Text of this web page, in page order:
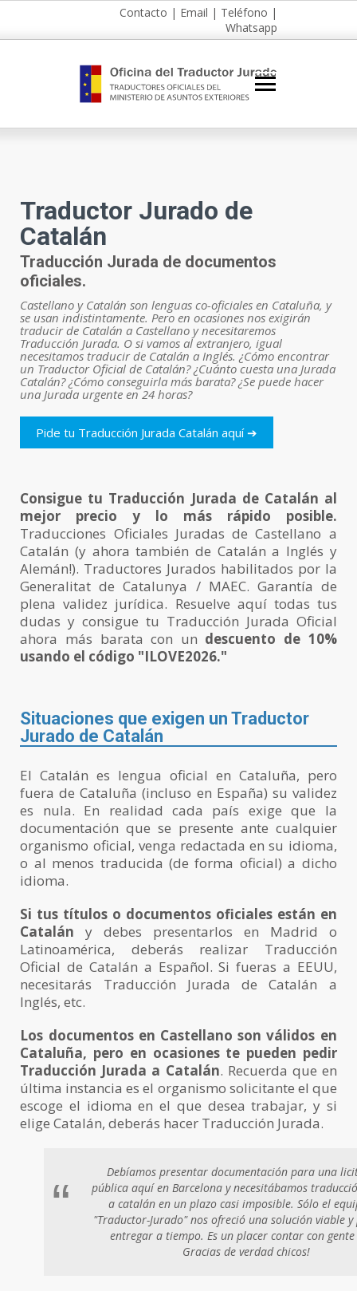
Contacto | Email | Teléfono |
Whatsapp
Traductor Jurado de
Catalán
Traducción Jurada de documentos
oficiales.
Castellano y Catalán son lenguas co-oficiales en Cataluña, y
se usan indistintamente. Pero en ocasiones nos exigirán
traducir de Catalán a Castellano y necesitaremos
Traducción Jurada. O si vamos al extranjero, igual
necesitamos traducir de Catalán a Inglés. ¿Cómo encontrar
un Traductor Oficial de Catalán? ¿Cuánto cuesta una Jurada
Catalán? ¿Cómo conseguirla más barata? ¿Se puede hacer
una Jurada urgente en 24 horas?
Pide tu Traducción Jurada Catalán aquí ➔
Consigue tu Traducción Jurada de Catalán al
mejor precio y lo más rápido posible.
Traducciones Oficiales Juradas de Castellano a
Catalán (y ahora también de Catalán a Inglés y
Alemán!). Traductores Jurados habilitados por la
Generalitat de Catalunya / MAEC. Garantía de
plena validez jurídica. Resuelve aquí todas tus
dudas y consigue tu Traducción Jurada Oficial
ahora más barata con un descuento de 10%
usando el código "ILOVE2026."
Situaciones que exigen un Traductor
Jurado de Catalán
El Catalán es lengua oficial en Cataluña, pero
fuera de Cataluña (incluso en España) su validez
es nula. En realidad cada país exige que la
documentación que se presente ante cualquier
organismo oficial, venga redactada en su idioma,
o al menos traducida (de forma oficial) a dicho
idioma.
Si tus títulos o documentos oficiales están en
Catalány debes presentarlos en Madrid o
Latinoamérica, deberás realizar Traducción
Oficial de Catalán a Español. Si fueras a EEUU,
necesitarás Traducción Jurada de Catalán a
Inglés, etc.
Los documentos en Castellano son válidos en
Cataluña, pero en ocasiones te pueden pedir
Traducción Jurada a Catalán. Recuerda que en
última instancia es el organismo solicitante el que
escoge el idioma en el que desea trabajar, y si
elige Catalán, deberás hacer Traducción Jurada.
“
Debíamos presentar documentación para una
pública aquí en Barcelona y necesitábamos
a catalán en un plazo casi imposible. Sólo el
"Traductor-Jurado" nos ofreció una solución viable
entregar a tiempo. Es un placer contar con
Gracias de verdad chicos!